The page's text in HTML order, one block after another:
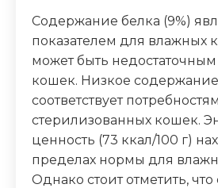
Содержание белка (9%)
показателем для влажных
может быть
кошек. Низкое
соответствует потребностям
стерилизованных кошек.
ценность (73 ккал/100 г)
пределах нормы для
Однако стоит отметить,